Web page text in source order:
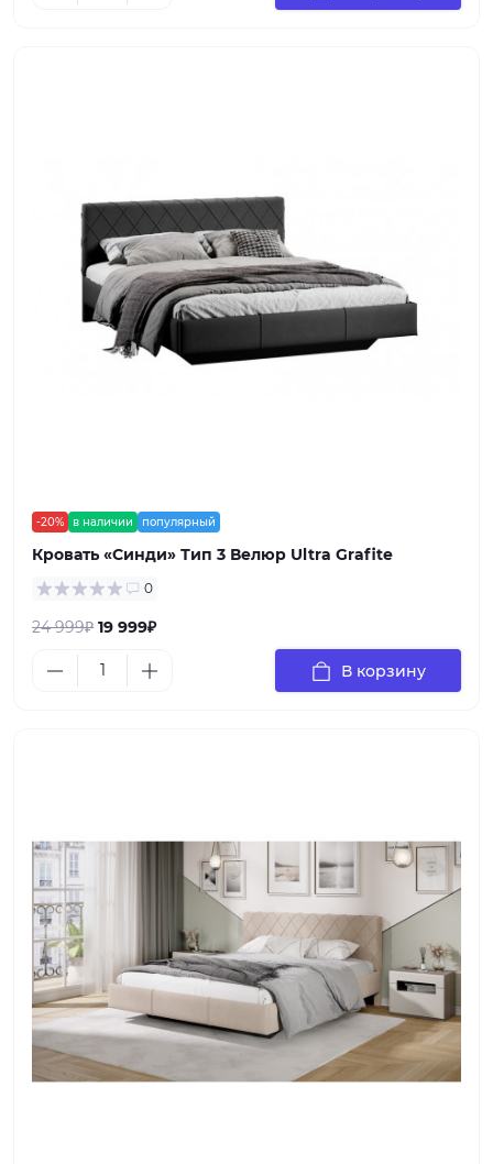
-20% в наличии популярный
Кровать «Синди» Тип 3 Велюр Ultra Grafite
0
24 999₽ 19 999₽
В корзину